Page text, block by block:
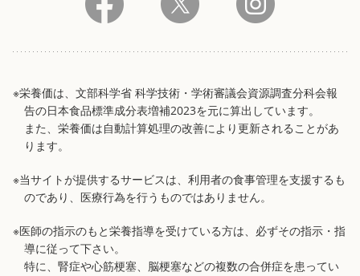
※栄養価は、文部科学省 科学技術・学術審議会資源調査分科会報
告の日本食品標準成分表増補2023を元に算出しています。
また、栄養価は自動計算処理の改善により更新されることがあ
ります。
※当サイトが提供するサービスは、利用者の食事管理を支援するも
のであり、医療行為を行うものではありません。
※医師の指示のもと栄養指導を受けている方は、必ずその指示・指
導に従って下さい。
特に、腎症や心筋梗塞、脳梗塞などの複数の合併症を患ってい